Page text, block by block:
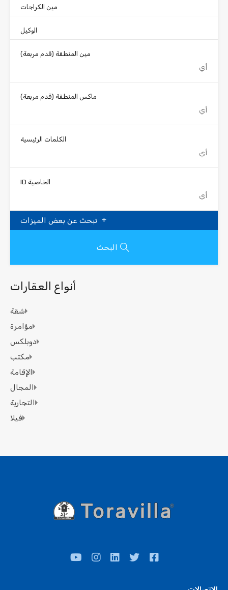
مين الكراجات
الوكيل
مين المنطقة (قدم مربعة)
ماكس المنطقة (قدم مربعة)
الكلمات الرئيسية
الخاصية ID
تبحث عن بعض الميزات
البحث
أنواع العقارات
شقة
مؤامرة
دوبلكس
مكتب
الإقامة
المجال
التجارية
فيلا